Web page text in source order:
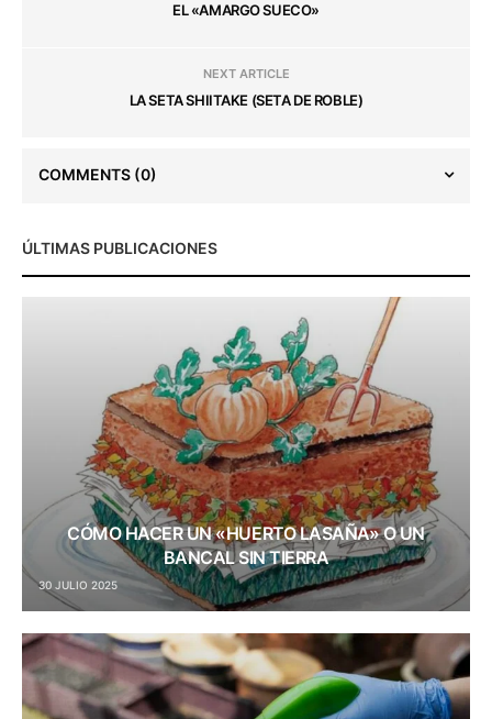
EL «AMARGO SUECO»
NEXT ARTICLE
LA SETA SHIITAKE (SETA DE ROBLE)
COMMENTS (0)
ÚLTIMAS PUBLICACIONES
CÓMO HACER UN «HUERTO LASAÑA» O UN
BANCAL SIN TIERRA
30 JULIO 2025